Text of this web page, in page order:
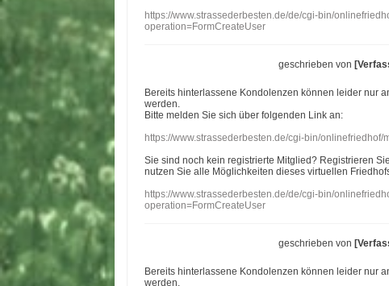
https://www.strassederbesten.de/de/cgi-bin/
operation=FormCreateUser
geschrieben von
Bereits hinterlassene Kondolenzen können leider nur
werden.
Bitte melden Sie sich über folgenden Link an:
https://www.strassederbesten.de/cgi-bin/
Sie sind noch kein registrierte Mitglied? Registrieren
nutzen Sie alle Möglichkeiten dieses virtuellen
https://www.strassederbesten.de/de/cgi-bin/
operation=FormCreateUser
geschrieben von
Bereits hinterlassene Kondolenzen können leider nur
werden.